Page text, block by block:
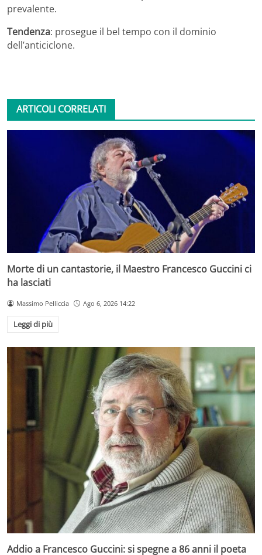
prevalente.
Tendenza: prosegue il bel tempo con il dominio
dell’anticiclone.
ARTICOLI CORRELATI
Morte di un cantastorie, il Maestro Francesco Guccini ci
ha lasciati
Massimo Pelliccia Ago 6, 2026 14:22
Leggi di più
Addio a Francesco Guccini: si spegne a 86 anni il poeta